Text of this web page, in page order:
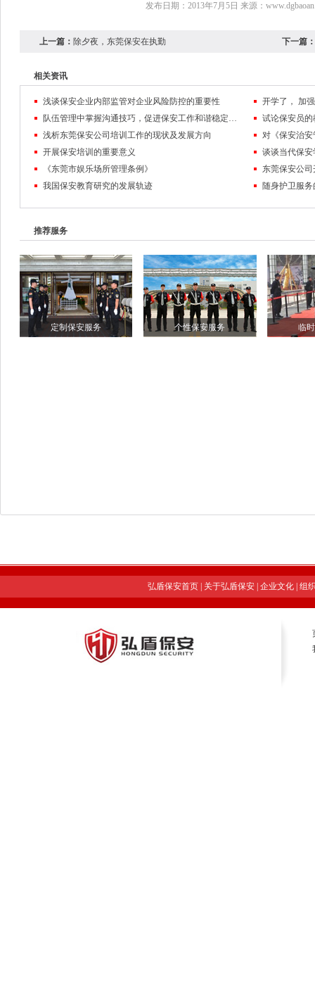
发布日期：2013年7月5日 来源：
上一篇： 除夕夜，东莞保安在执勤 下一篇：
相关资讯
浅谈保安企业内部监管对企业风险防控的重要性
队伍管理中掌握沟通技巧，促进保安工作和谐稳定发展
试论保安员
浅析东莞保安公司培训工作的现状及发展方向
对《保安治
开展保安培训的重要意义
谈谈当代保
《东莞市娱乐场所管理条例》
东莞保安公
我国保安教育研究的发展轨迹
随身护卫服
推荐服务
定制保安服务 个性保安服务 临
弘盾保安首页| 关于弘盾保安| 企业文化| 组